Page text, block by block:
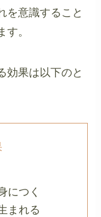
を意識すること
。
効果は以下のと
につく
まれる